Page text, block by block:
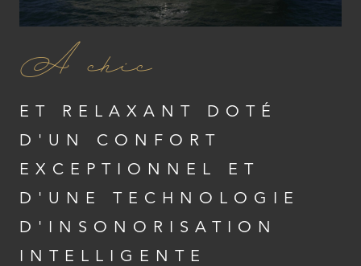
A chic
ET RELAXANT DOTÉ
D'UN CONFORT
EXCEPTIONNEL ET
D'UNE TECHNOLOGIE
D'INSONORISATION
INTELLIGENTE